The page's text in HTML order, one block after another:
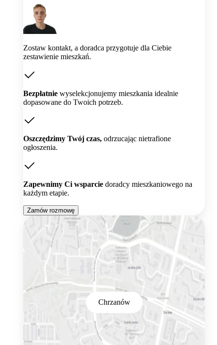
Zostaw kontakt, a doradca przygotuje dla Ciebie
zestawienie mieszkań.
Bezpłatnie wyselekcjonujemy mieszkania idealnie
dopasowane do Twoich potrzeb.
Oszczędzimy Twój czas, odrzucając nietrafione
ogłoszenia.
Zapewnimy Ci wsparcie doradcy mieszkaniowego na
każdym etapie.
Zamów rozmowę
Chrzanów